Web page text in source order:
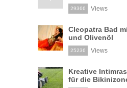
29366 Views
Cleopatra Bad
und Olivenöl
25236 Views
Kreative
für die